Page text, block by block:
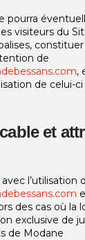
pourra
visiteurs du
de
,
de celui-
et
l’utilisation
des cas où la
exclusive de
de Modane